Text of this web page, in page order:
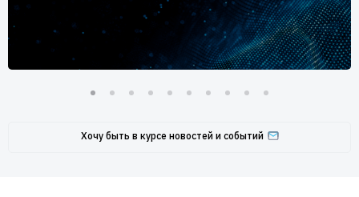
Хочу быть в курсе новостей и событий